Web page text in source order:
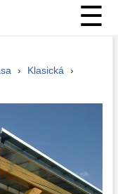
☰
› Klasická
›